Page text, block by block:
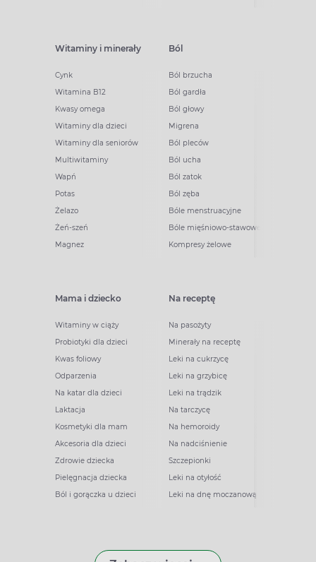
Witaminy i minerały
Cynk
Witamina B12
Kwasy omega
Witaminy dla dzieci
Witaminy dla seniorów
Multiwitaminy
Wapń
Potas
Żelazo
Żeń-szeń
Magnez
Ból
Ból brzucha
Ból gardła
Ból głowy
Migrena
Ból pleców
Ból ucha
Ból zatok
Ból zęba
Bóle menstruacyjne
Bóle mięśniowo-stawowe
Kompresy żelowe
Mama i dziecko
Witaminy w ciąży
Probiotyki dla dzieci
Kwas foliowy
Odparzenia
Na katar dla dzieci
Laktacja
Kosmetyki dla mam
Akcesoria dla dzieci
Zdrowie dziecka
Pielęgnacja dziecka
Ból i gorączka u dzieci
Na receptę
Na pasożyty
Minerały na receptę
Leki na cukrzycę
Leki na grzybicę
Leki na trądzik
Na tarczycę
Na hemoroidy
Na nadciśnienie
Szczepionki
Leki na otyłość
Leki na dnę moczanową